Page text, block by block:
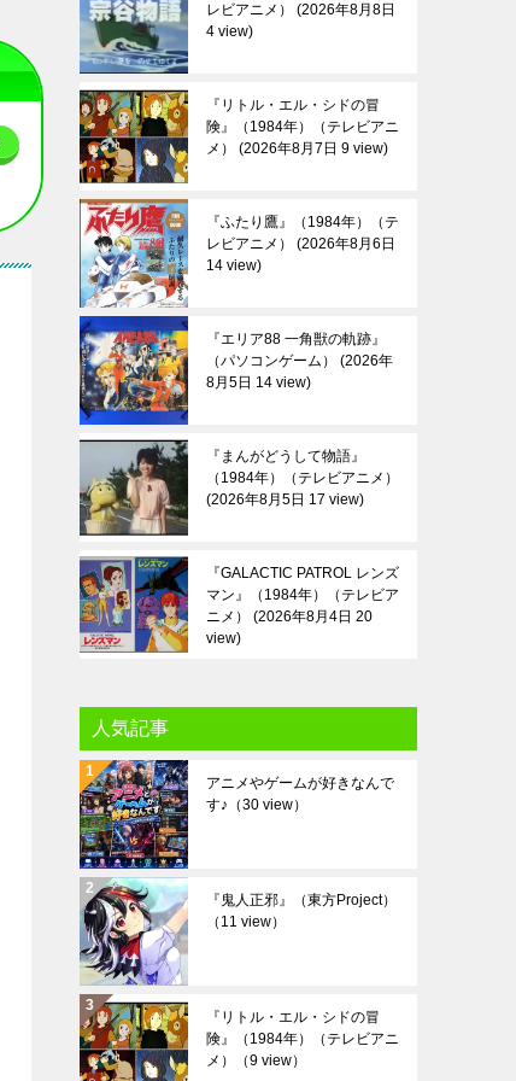
レビアニメ）
2026年8月8日
4 view
『リトル・エル・シドの冒
険』（1984年）（テレビアニ
メ）
2026年8月7日 9 view
『ふたり鷹』（1984年）（テ
レビアニメ）
2026年8月6日
14 view
『エリア88 一角獣の軌跡』
（パソコンゲーム）
2026年
8月5日 14 view
『まんがどうして物語』
（1984年）（テレビアニメ）
2026年8月5日 17 view
『GALACTIC PATROL レンズ
マン』（1984年）（テレビア
ニメ）
2026年8月4日 20
view
人気記事
アニメやゲームが好きなんで
す♪ （30 view）
『鬼人正邪』（東方Project）
（11 view）
『リトル・エル・シドの冒
険』（1984年）（テレビアニ
メ）
（9 view）